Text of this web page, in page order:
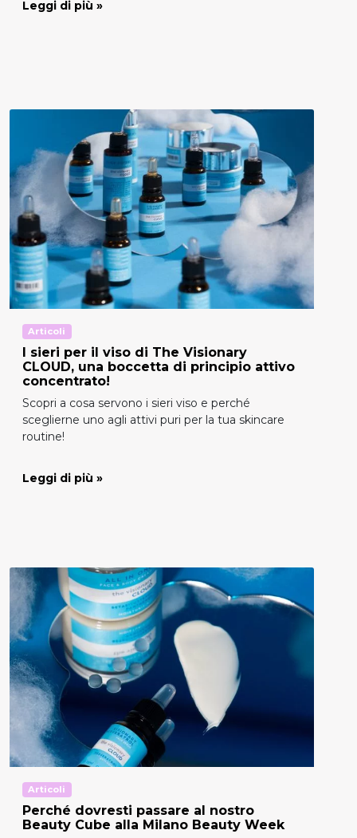
Leggi di più »
Articoli
I sieri per il viso di The Visionary
CLOUD, una boccetta di principio attivo
concentrato!
Scopri a cosa servono i sieri viso e perché
sceglierne uno agli attivi puri per la tua skincare
routine!
Leggi di più »
Articoli
Perché dovresti passare al nostro
Beauty Cube alla Milano Beauty Week